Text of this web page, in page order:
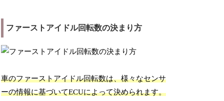
ファーストアイドル回転数の決まり方
車のファーストアイドル回転数は、様々なセンサ
ーの情報に基づいてECUによって決められます。